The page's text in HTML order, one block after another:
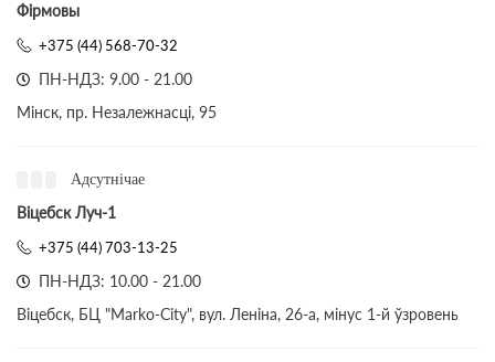
Фірмовы
+375 (44) 568-70-32
ПН-НДЗ: 9.00 - 21.00
Мінск, пр. Незалежнасці, 95
Адсутнічае
Віцебск Луч-1
+375 (44) 703-13-25
ПН-НДЗ: 10.00 - 21.00
Віцебск, БЦ "Marko-City", вул. Леніна, 26-а, мінус 1-й ўзровень